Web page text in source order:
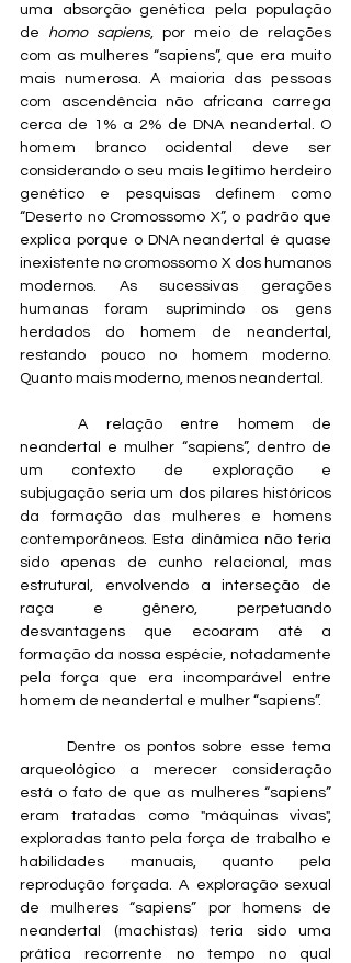
uma absorção genética pela população
de homo sapiens, por meio de relações
com as mulheres “sapiens”, que era muito
mais numerosa. A maioria das pessoas
com ascendência não africana carrega
cerca de 1% a 2% de DNA neandertal. O
homem branco ocidental deve ser
considerando o seu mais legítimo herdeiro
genético e pesquisas definem como
“Deserto no Cromossomo X”, o padrão que
explica porque o DNA neandertal é quase
inexistente no cromossomo X dos humanos
modernos. As sucessivas gerações
humanas foram suprimindo os gens
herdados do homem de neandertal,
restando pouco no homem moderno.
Quanto mais moderno, menos neandertal.
	A relação entre homem de
neandertal e mulher “sapiens”, dentro de
um contexto de exploração e
subjugação seria um dos pilares históricos
da formação das mulheres e homens
contemporâneos. Esta dinâmica não teria
sido apenas de cunho relacional, mas
estrutural, envolvendo a interseção de
raça e gênero, perpetuando
desvantagens que ecoaram até a
formação da nossa espécie, notadamente
pela força que era incomparável entre
homem de neandertal e mulher “sapiens”.
arqueológico a merecer consideração
está o fato de que as mulheres “sapiens”
eram tratadas como "máquinas vivas",
exploradas tanto pela força de trabalho e
habilidades manuais, quanto pela
reprodução forçada. A exploração sexual
de mulheres “sapiens” por homens de
neandertal (machistas) teria sido uma
prática recorrente no tempo no qual